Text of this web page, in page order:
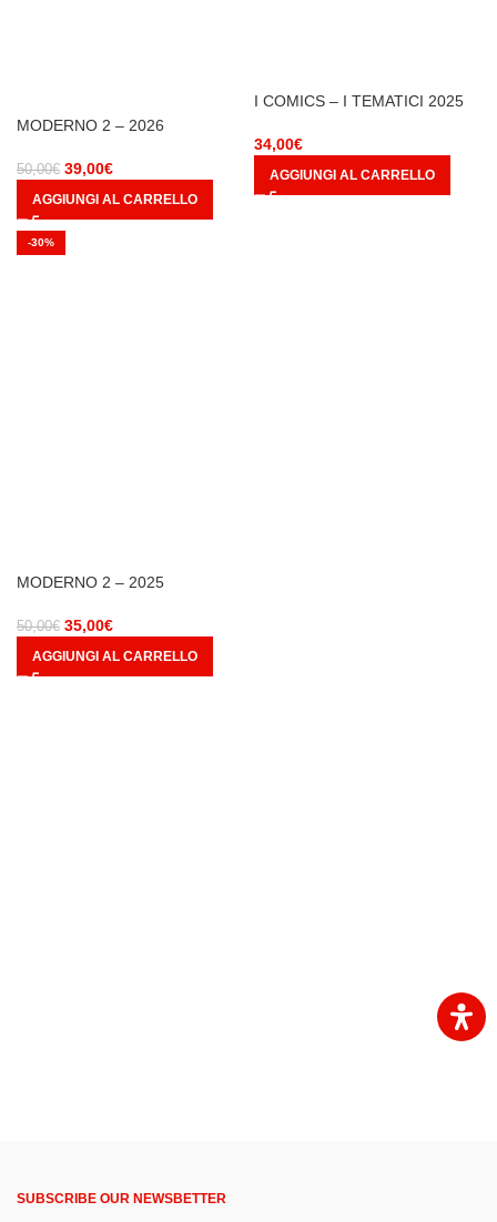
MODERNO 2 – 2026
50,00€ 39,00€
AGGIUNGI AL CARRELLO
I COMICS – I TEMATICI 2025
34,00€
AGGIUNGI AL CARRELLO
-30%
MODERNO 2 – 2025
50,00€ 35,00€
AGGIUNGI AL CARRELLO
SUBSCRIBE OUR NEWSBETTER